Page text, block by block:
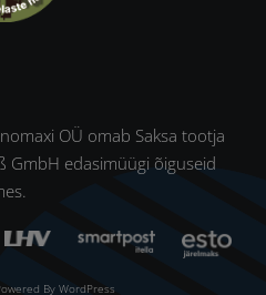
OÜ omab Saksa tootja
GmbH edasimüügi õiguseid
By WordPress